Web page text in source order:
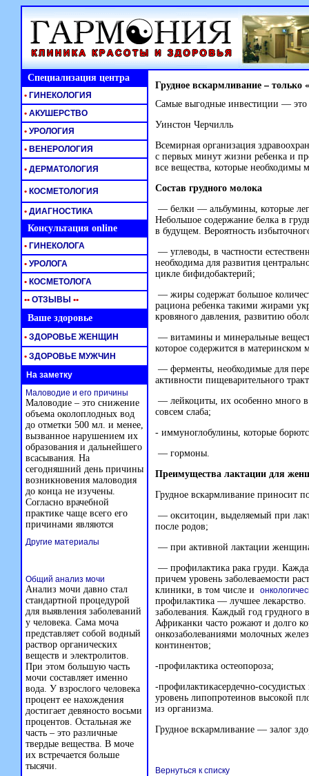
Специализация центра Грудное вскармливание – только
Самые выгодные инвестиции — это
Уинстон Черчилль
Всемирная организация
с первых минут жизни ребенка и
все вещества, которые необходимы
Состав грудного молока
— белки — альбумины, которые
Небольшое содержание белка в
в будущем. Вероятность
— углеводы, в частности
необходима для развития
цикле бифидобактерий;
— жиры содержат большое
рациона ребенка такими жирами
кровяного давления, развитию
— витамины и минеральные
которое содержится в материнском
— ферменты, необходимые для
активности пищеварительного
— лейкоциты, их особенно много в
совсем слаба;
- иммуноглобулины, которые
— гормоны.
Преимущества лактации для
Грудное вскармливание приносит
— окситоцин, выделяемый при
после родов;
— при активной лактации женщина
— профилактика рака груди.
причем уровень заболеваемости
клиники, в том числе и
профилактика — лучшее
заболевания. Каждый год грудного
Африканки часто рожают и долго
онкозаболеваниями молочных
континентов;
-профилактика остеопороза;
-профилактикасердечно-сосудистых
уровень липопротеинов высокой
из организма.
Грудное вскармливание — залог
Вернуться к списку
• ГИНЕКОЛОГИЯ
• АКУШЕРСТВО
• УРОЛОГИЯ
• ВЕНЕРОЛОГИЯ
• ДЕРМАТОЛОГИЯ
• КОСМЕТОЛОГИЯ
• ДИАГНОСТИКА
Консультация online
• ГИНЕКОЛОГА
• УРОЛОГА
• КОСМЕТОЛОГА
•• ОТЗЫВЫ ••
Ваше здоровье
• ЗДОРОВЬЕ ЖЕНЩИН
• ЗДОРОВЬЕ МУЖЧИН
На заметку
Маловодие и его причины
Маловодие – это снижение
объема околоплодных вод
до отметки 500 мл. и менее,
вызванное нарушением их
образования и дальнейшего
всасывания. На
сегодняшний день причины
возникновения маловодия
до конца не изучены.
Согласно врачебной
практике чаще всего его
причинами являются
Другие материалы
Общий анализ мочи
Анализ мочи давно стал
стандартной процедурой
для выявления заболеваний
у человека. Сама моча
представляет собой водный
раствор органических
веществ и электролитов.
При этом большую часть
мочи составляет именно
вода. У взрослого человека
процент ее нахождения
достигает девяносто восьми
процентов. Остальная же
часть – это различные
твердые вещества. В моче
их встречается больше
тысячи.